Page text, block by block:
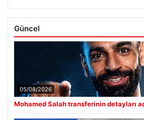
Güncel
05/08/2026
Mohamed Salah transferinin detayları